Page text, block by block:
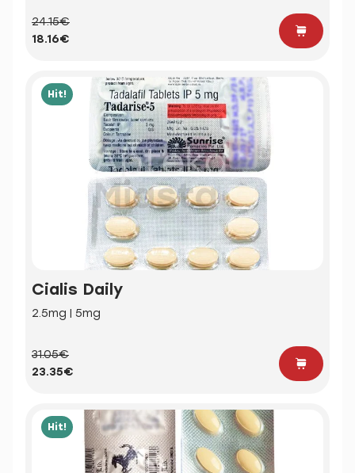
24.15€
18.16€
Hit!
Cialis Daily
2.5mg | 5mg
31.05€
23.35€
Hit!